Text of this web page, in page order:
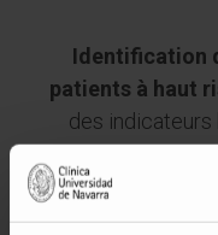
Identification
patients à haut
des
fournissent des
d’un individu, y